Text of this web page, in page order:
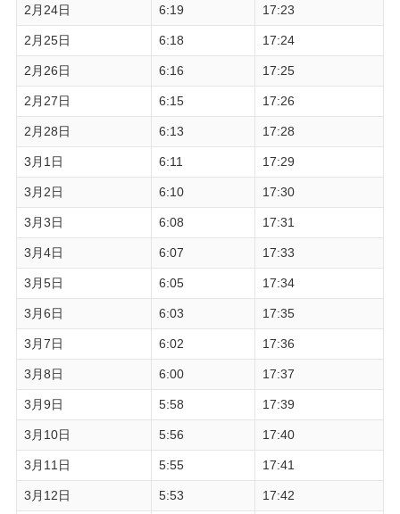
2月24日 6:19 17:23
2月25日 6:18 17:24
2月26日 6:16 17:25
2月27日 6:15 17:26
2月28日 6:13 17:28
3月1日 6:11 17:29
3月2日 6:10 17:30
3月3日 6:08 17:31
3月4日 6:07 17:33
3月5日 6:05 17:34
3月6日 6:03 17:35
3月7日 6:02 17:36
3月8日 6:00 17:37
3月9日 5:58 17:39
3月10日 5:56 17:40
3月11日 5:55 17:41
3月12日 5:53 17:42